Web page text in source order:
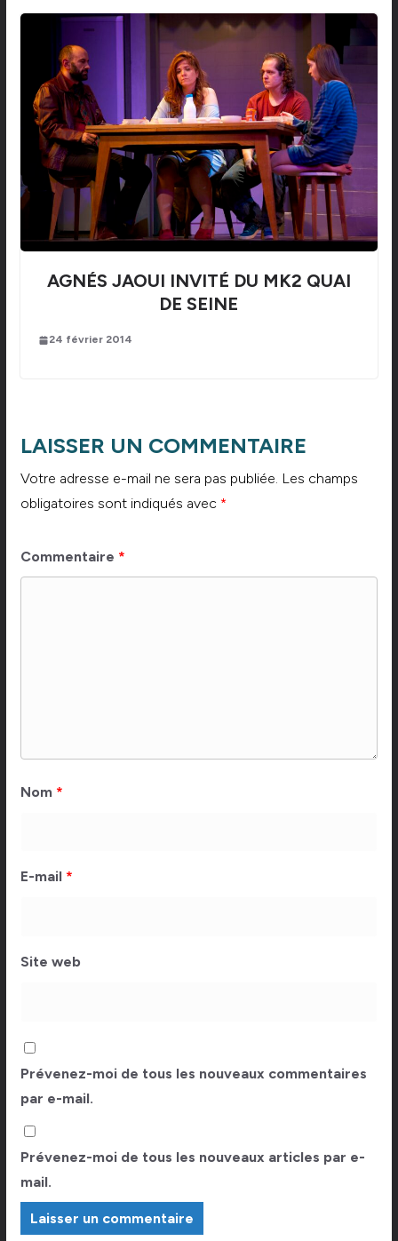
AGNÉS JAOUI INVITÉ DU MK2 QUAI
DE SEINE
24 février 2014
LAISSER UN COMMENTAIRE
Votre adresse e-mail ne sera pas publiée. Les champs
obligatoires sont indiqués avec *
Commentaire *
Nom *
E-mail *
Site web
Prévenez-moi de tous les nouveaux commentaires
par e-mail.
Prévenez-moi de tous les nouveaux articles par e-
mail.